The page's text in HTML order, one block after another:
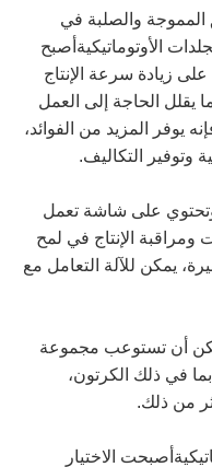
المموجة والصلبة في
الأوتوماتيكية أصبح
على زيادة سرعة الإنتاج
الحاجة إلى العمل
يوفر المزيد من الفوائد،
وتوفير التكاليف.
وتحتوي على شاشة تعمل
ومراقبة الإنتاج في لمح
يمكن للآلة التعامل مع
أن تستوعب مجموعة
في ذلك الكرتون،
من ذلك.
أصبحت الاختيار